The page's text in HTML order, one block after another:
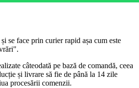
se face prin curier rapid așa cum este
câteodată pe bază de comandă, ceea
și livrare să fie de până la 14 zile
procesării comenzii.